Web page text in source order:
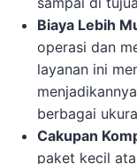
Biaya Lebih
operasi dan
layanan ini
berbagai
Cakupan
paket kecil